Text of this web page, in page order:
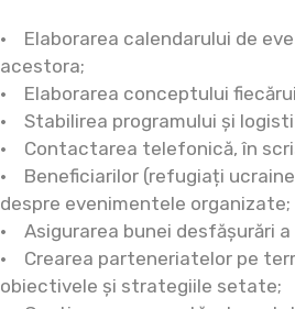
• Elaborarea calendarului de
acestora;
• Elaborarea conceptului
• Stabilirea programului și
• Contactarea telefonică, în
• Beneficiarilor (refugiați
despre evenimentele organizate;
• Asigurarea bunei desfășurări
• Crearea parteneriatelor pe
obiectivele și strategiile setate;